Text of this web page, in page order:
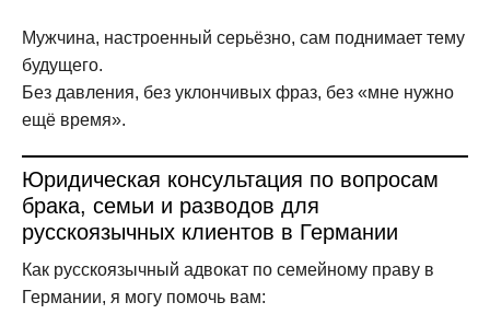
Мужчина, настроенный серьёзно, сам поднимает тему
будущего.
Без давления, без уклончивых фраз, без «мне нужно
ещё время».
Юридическая консультация по вопросам
брака, семьи и разводов для
русскоязычных клиентов в Германии
Как русскоязычный адвокат по семейному праву в
Германии, я могу помочь вам: